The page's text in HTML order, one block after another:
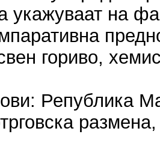
укажуваат на
гориво,
Република